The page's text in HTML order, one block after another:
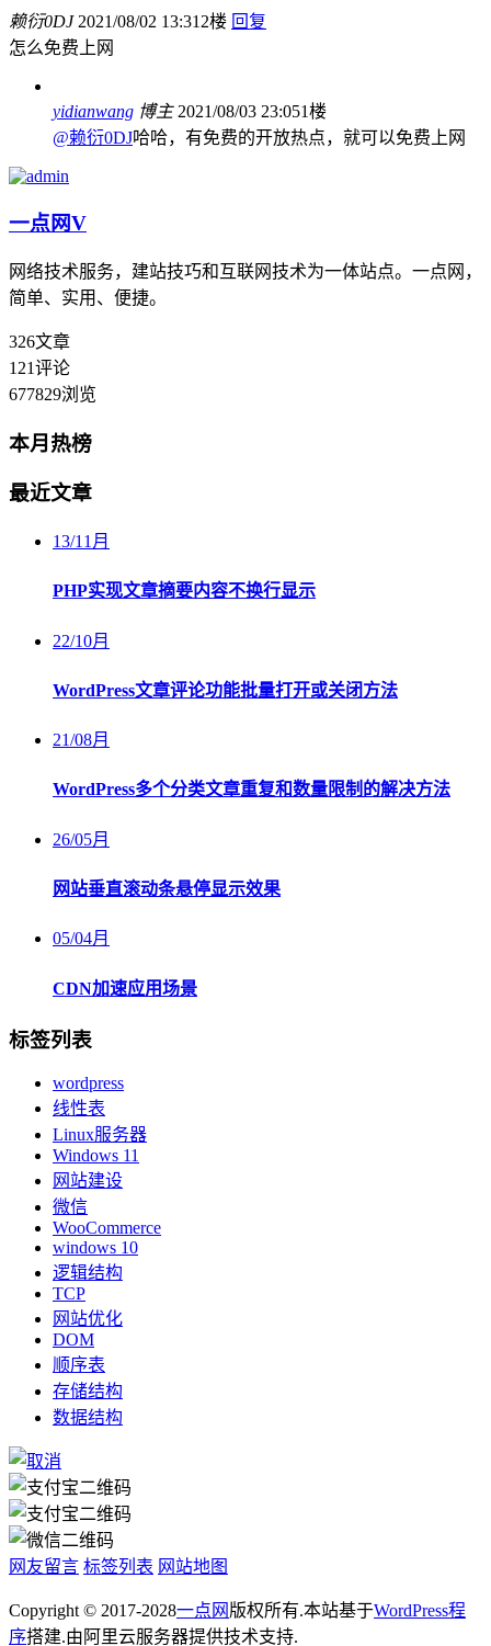
赖衍0DJ 2021/08/02 13:31 2楼 回复
怎么免费上网
yidianwang 博主 2021/08/03 23:051楼
@赖衍0DJ哈哈，有免费的开放热点，就可以免费上网
一点网V
网络技术服务，建站技巧和互联网技术为一体站点。一点网，
简单、实用、便捷。
326文章
121评论
677829浏览
本月热榜
最近文章
13/11月
PHP实现文章摘要内容不换行显示
22/10月
WordPress文章评论功能批量打开或关闭方法
21/08月
WordPress多个分类文章重复和数量限制的解决方法
26/05月
网站垂直滚动条悬停显示效果
05/04月
CDN加速应用场景
标签列表
wordpress
线性表
Linux服务器
Windows 11
网站建设
微信
WooCommerce
windows 10
逻辑结构
TCP
网站优化
DOM
顺序表
存储结构
数据结构
网友留言 标签列表 网站地图
Copyright © 2017-2028一点网 版权所有.本站基于WordPress程
序搭建.由阿里云服务器提供技术支持.